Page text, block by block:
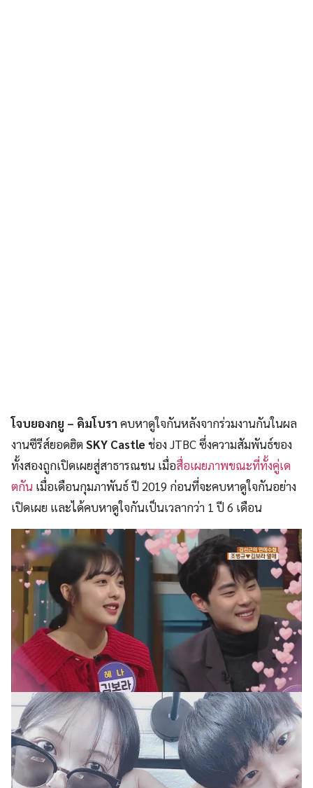
โจบยองกยู – คิมโบราคบหาดูใจกันหลังจากร่วมงานกันในผล
งานซีรีส์ยอดฮิตSKY Castleช่อง JTBC ซึ่งความสัมพันธ์ของ
ทั้งสองถูกเปิดเผยสู่สาธารณชน เมื่อสื่อเผยภาพขณะที่ทั้งคู่เด
ตกัน เมื่อเดือนกุมภาพันธ์ ปี 2019 ก่อนที่จะคบหาดูใจกันอย่าง
เปิดเผย และได้คบหาดูใจกันเป็นเวลากว่า 1 ปี 6 เดือน